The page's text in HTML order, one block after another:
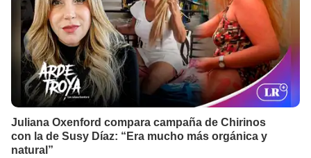
Juliana Oxenford compara campaña de Chirinos
con la de Susy Díaz: “Era mucho más orgánica y
natural”